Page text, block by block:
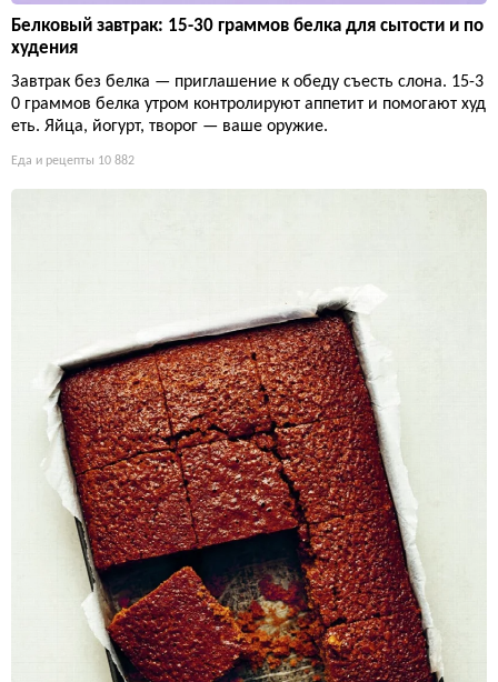
Белковый завтрак: 15-30 граммов белка для сытости и по
худения
Завтрак без белка — приглашение к обеду съесть слона. 15-3
0 граммов белка утром контролируют аппетит и помогают худ
еть. Яйца, йогурт, творог — ваше оружие.
Еда и рецепты 10 882